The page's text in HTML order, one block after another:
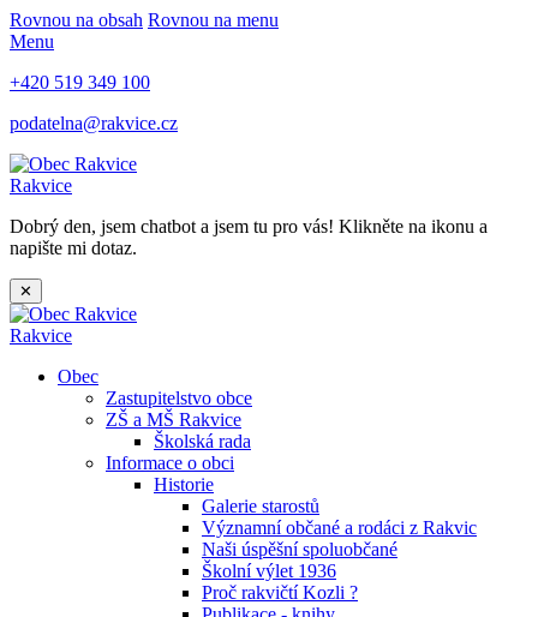
Rovnou na obsah Rovnou na menu
Menu
+420 519 349 100
podatelna@rakvice.cz
Rakvice
Dobrý den, jsem chatbot a jsem tu pro vás! Klikněte na ikonu a
napište mi dotaz.
✕
Rakvice
Obec
Zastupitelstvo obce
ZŠ a MŠ Rakvice
Školská rada
Informace o obci
Historie
Galerie starostů
Významní občané a rodáci z Rakvic
Naši úspěšní spoluobčané
Školní výlet 1936
Proč rakvičtí Kozli ?